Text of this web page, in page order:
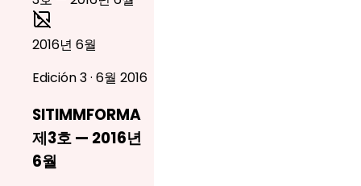
2016년 6월
Edición 3 · 6월 2016
SITIMMFORMA
제3호 — 2016년
6월